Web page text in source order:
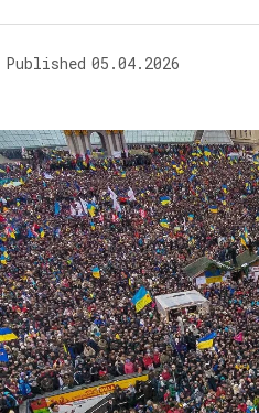
Published 05.04.2026